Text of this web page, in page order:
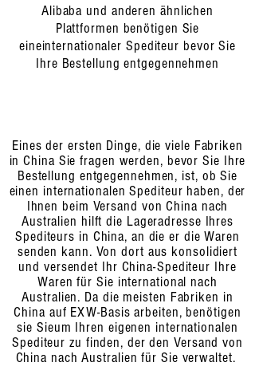
Alibaba und anderen ähnlichen
Plattformen benötigen Sie
eineinternationaler Spediteur bevor Sie
Ihre Bestellung entgegennehmen
Eines der ersten Dinge, die viele Fabriken
in China Sie fragen werden, bevor Sie Ihre
Bestellung entgegennehmen, ist, ob Sie
einen internationalen Spediteur haben, der
Ihnen beim Versand von China nach
Australien hilft die Lageradresse Ihres
Spediteurs in China, an die er die Waren
senden kann. Von dort aus konsolidiert
und versendet Ihr China-Spediteur Ihre
Waren für Sie international nach
Australien. Da die meisten Fabriken in
China auf EXW-Basis arbeiten, benötigen
sie Sieum Ihren eigenen internationalen
Spediteur zu finden, der den Versand von
China nach Australien für Sie verwaltet.